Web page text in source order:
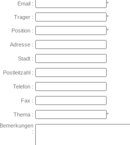
Email : *
Trager : *
Position : *
Adresse :
Stadt :
Postleitzahl :
Telefon :
Fax :
Thema :
*
Bemerkungen
: